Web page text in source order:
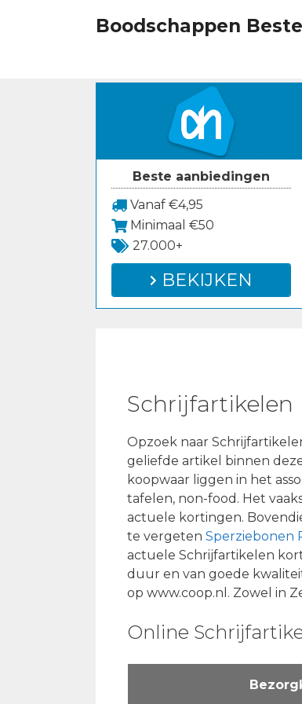
Boodschappen
Beste aanbiedingen
Vanaf €4,95
Minimaal €50
27.000+
BEKIJKEN
Schrijfartikelen
Opzoek naar
geliefde artikel binnen
koopwaar liggen in het
tafelen, non-food. Het
actuele kortingen.
te vergeten Sperziebonen
actuele Schrijfartikelen
duur en van goede
op www.coop.nl. Zowel in
Online